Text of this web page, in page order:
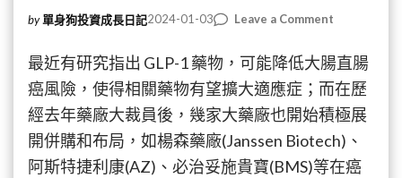
by 單身狗投資成長日記2024-01-03 Leave a Commenton
技
產
業
週
報
#5
最近有研究指出 GLP-1 藥物，可能降低大腸直腸
癌風險，使得相關藥物有望擴大適應症；而在歷
經去年藥廠大裁員後，幾家大藥廠也開始積極展
開併購和布局，如楊森藥廠(Janssen Biotech)、
阿斯特捷利康(AZ)、必治妥施貴寶(BMS)等在癌